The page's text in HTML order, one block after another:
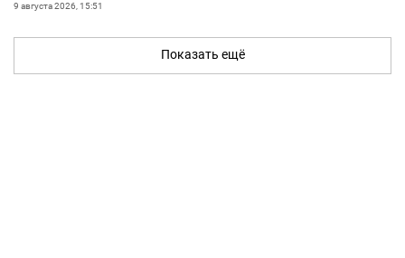
9 августа 2026, 15:51
Показать ещё